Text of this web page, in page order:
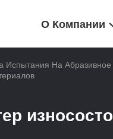
О Компании
Испытания На